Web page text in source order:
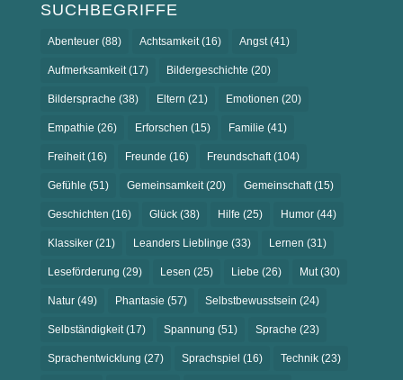
SUCHBEGRIFFE
Abenteuer(88) Achtsamkeit(16) Angst(41)
Aufmerksamkeit(17) Bildergeschichte (20)
Bildersprache (38) Eltern (21) Emotionen (20)
Empathie (26) Erforschen (15) Familie (41)
Freiheit(16) Freunde (16) Freundschaft(104)
Gefühle (51) Gemeinsamkeit(20) Gemeinschaft(15)
Geschichten (16) Glück(38) Hilfe (25) Humor(44)
Klassiker(21) Leanders Lieblinge (33) Lernen (31)
Leseförderung (29) Lesen (25) Liebe (26) Mut(30)
Natur(49) Phantasie (57) Selbstbewusstsein (24)
Selbständigkeit(17) Spannung (51) Sprache (23)
Sprachentwicklung (27) Sprachspiel (16) Technik(23)